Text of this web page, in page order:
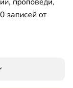
записей от